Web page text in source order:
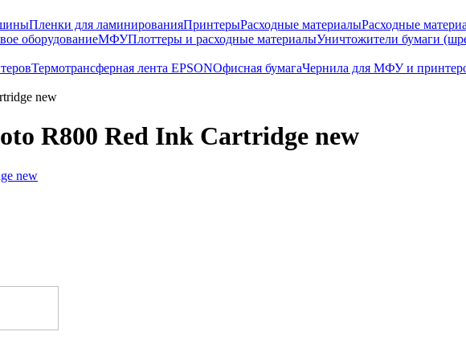
Пленки для ламинированияПринтерыРасходные материалыРасходные
оборудованиеМФУПлоттеры и расходные материалыУничтожители бумаги
Термотрансферная лента EPSONОфисная бумагаЧернила для МФУ и
new
R800 Red Ink Cartridge new